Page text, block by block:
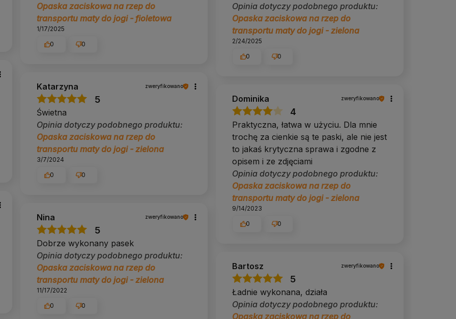
znajdziesz ich ponad 200 rodzajów: maty do jogi
Opinia dotyczy podobnego produktu:
Opaska zaciskowa na rzep do
transportu maty do jogi - zielona
2/24/2025
0 0
Opaska zaciskowa na rzep do
transportu maty do jogi - fioletowa
1/17/2025
0 0
Katarzyna zweryfikowano
5
Świetna
Opinia dotyczy podobnego produktu:
Opaska zaciskowa na rzep do
transportu maty do jogi - zielona
3/7/2024
0 0
Dominika zweryfikowano
4
Praktyczna, łatwa w użyciu. Dla mnie
trochę za cienkie są te paski, ale nie jest
to jakaś krytyczna sprawa i zgodne z
opisem i ze zdjęciami
Opinia dotyczy podobnego produktu:
Opaska zaciskowa na rzep do
transportu maty do jogi - zielona
9/14/2023
0 0
Nina zweryfikowano
5
Dobrze wykonany pasek
Opinia dotyczy podobnego produktu:
Opaska zaciskowa na rzep do
transportu maty do jogi - zielona
11/17/2022
0 0
Bartosz zweryfikowano
5
Ładnie wykonana, działa
Opinia dotyczy podobnego produktu:
Opaska zaciskowa na rzep do